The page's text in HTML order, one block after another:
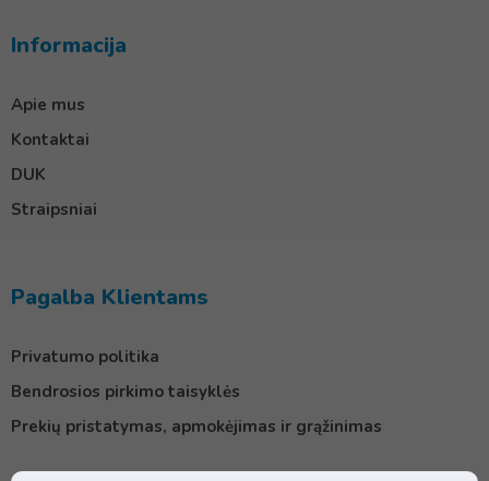
Informacija
Apie mus
Kontaktai
DUK
Straipsniai
Pagalba Klientams
Privatumo politika
Bendrosios pirkimo taisyklės
Prekių pristatymas, apmokėjimas ir grąžinimas